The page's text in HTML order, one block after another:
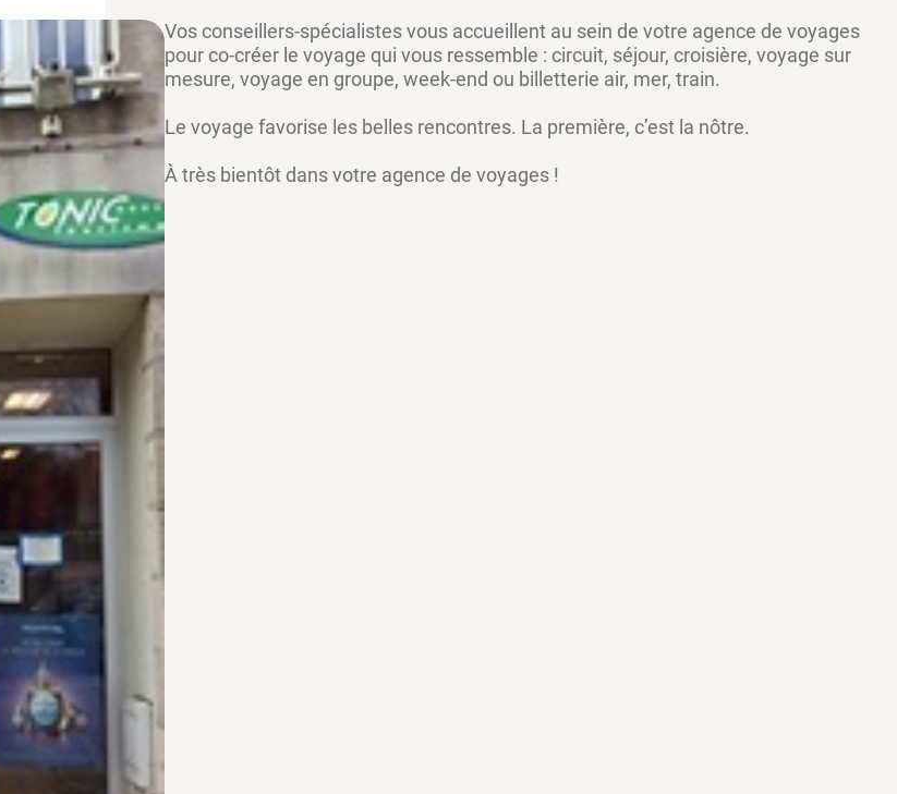
Vos conseillers-spécialistes vous accueillent au sein de votre agence de voyages
pour co-créer le voyage qui vous ressemble : circuit, séjour, croisière, voyage sur
mesure, voyage en groupe, week-end ou billetterie air, mer, train.
Le voyage favorise les belles rencontres. La première, c’est la nôtre.
À très bientôt dans votre agence de voyages !